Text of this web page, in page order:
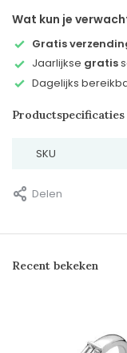
Wat kun je
Gratis
Jaarlijkse gratis
Dagelijks
Productspecificaties
SKU
Delen
Recent bekeken